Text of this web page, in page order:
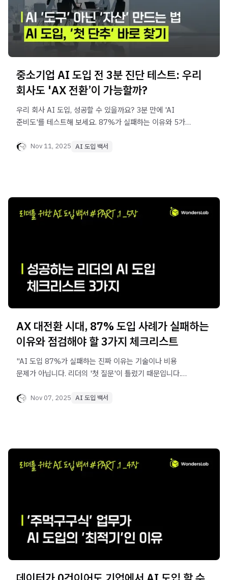
중소기업 AI 도입 전 3분 진단 테스트: 우리
회사도 'AX 전환’이 가능할까?
우리 회사 AI 도입, 성공할 수 있을까요? 3분 만에 'AI
준비도'를 테스트해 보세요. 87%가 실패하는 이유와 5가지
Nov 11, 2025 AI 도입 백서
AX 대전환 시대, 87% 도입 사례가 실패하는
이유와 점검해야 할 3가지 체크리스트
"AI 도입 87%가 실패하는 진짜 이유는 기술이나 비용
문제가 아닙니다. 리더의 '첫 질문'이 틀렸기 때문입니다.
실패를 피하는 CEO의 '올바른 첫 질문' 3가지 체크리스트
Nov 07, 2025 AI 도입 백서